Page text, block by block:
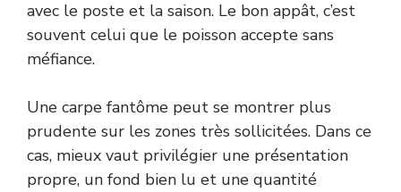
avec le poste et la saison. Le bon appât, c’est
souvent celui que le poisson accepte sans
méfiance.
Une carpe fantôme peut se montrer plus
prudente sur les zones très sollicitées. Dans ce
cas, mieux vaut privilégier une présentation
propre, un fond bien lu et une quantité